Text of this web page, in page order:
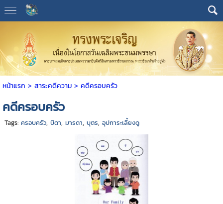
หน้าแรก > สาระคดีความ > คดีครอบครัว
คดีครอบครัว
Tags: ครอบครัว, บิดา, มารดา, บุตร, อุปการะเลี้ยงดู